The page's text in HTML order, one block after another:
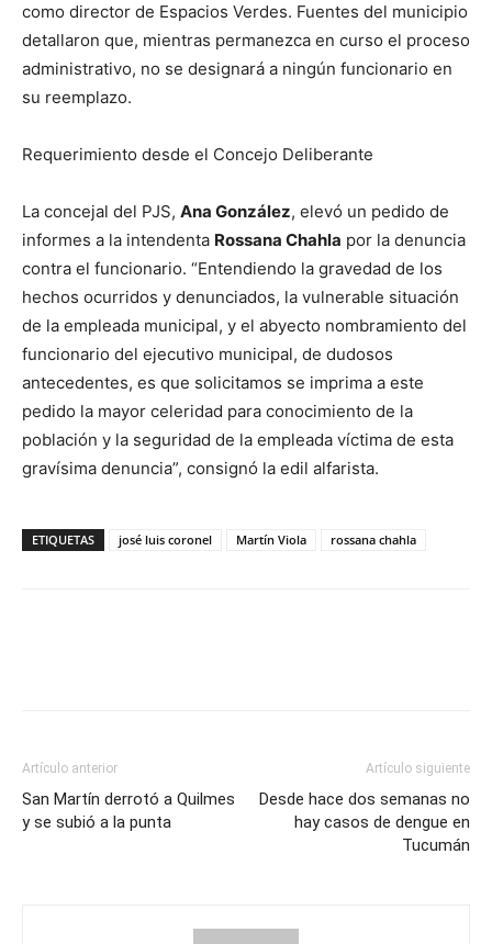
como director de Espacios Verdes. Fuentes del municipio
detallaron que, mientras permanezca en curso el proceso
administrativo, no se designará a ningún funcionario en
su reemplazo.
Requerimiento desde el Concejo Deliberante
La concejal del PJS, Ana González, elevó un pedido de
informes a la intendenta Rossana Chahla por la denuncia
contra el funcionario. “Entendiendo la gravedad de los
hechos ocurridos y denunciados, la vulnerable situación
de la empleada municipal, y el abyecto nombramiento del
funcionario del ejecutivo municipal, de dudosos
antecedentes, es que solicitamos se imprima a este
pedido la mayor celeridad para conocimiento de la
población y la seguridad de la empleada víctima de esta
gravísima denuncia”, consignó la edil alfarista.
ETIQUETAS josé luis coronel Martín Viola rossana chahla
Artículo anterior
San Martín derrotó a Quilmes
y se subió a la punta
Artículo siguiente
Desde hace dos semanas no
hay casos de dengue en
Tucumán